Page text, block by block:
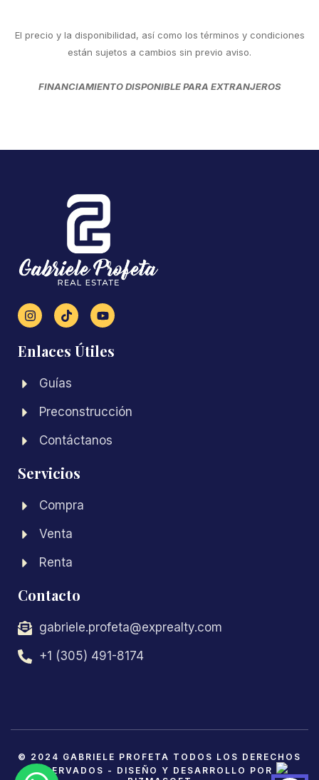
El precio y la disponibilidad, así como los términos y condiciones
están sujetos a cambios sin previo aviso.
FINANCIAMIENTO DISPONIBLE PARA EXTRANJEROS
Enlaces Útiles
Guías
Preconstrucción
Contáctanos
Servicios
Compra
Venta
Renta
Contacto
gabriele.profeta@exprealty.com
+1 (305) 491-8174
© 2024 GABRIELE PROFETA TODOS LOS DERECHOS
RESERVADOS - DISEÑO Y DESARROLLO POR